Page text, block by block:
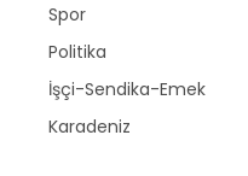
Spor
Politika
İşçi-Sendika-Emek
Karadeniz